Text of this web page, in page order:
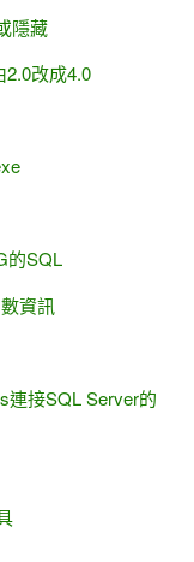
隱藏
2.0改成4.0
的SQL
資訊
連接SQL Server的